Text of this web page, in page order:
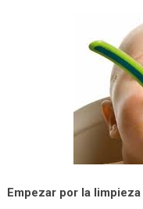
Empezar por la